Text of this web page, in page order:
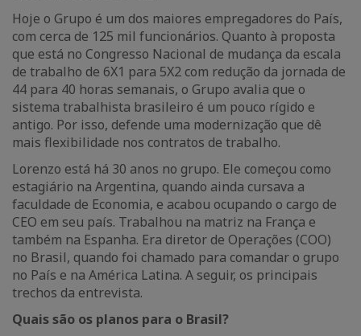
Hoje o Grupo é um dos maiores empregadores do País,
com cerca de 125 mil funcionários. Quanto à proposta
que está no Congresso Nacional de mudança da escala
de trabalho de 6X1 para 5X2 com redução da jornada de
44 para 40 horas semanais, o Grupo avalia que o
sistema trabalhista brasileiro é um pouco rígido e
antigo. Por isso, defende uma modernização que dê
mais flexibilidade nos contratos de trabalho.
Lorenzo está há 30 anos no grupo. Ele começou como
estagiário na Argentina, quando ainda cursava a
faculdade de Economia, e acabou ocupando o cargo de
CEO em seu país. Trabalhou na matriz na França e
também na Espanha. Era diretor de Operações (COO)
no Brasil, quando foi chamado para comandar o grupo
no País e na América Latina. A seguir, os principais
trechos da entrevista.
Quais são os planos para o Brasil?